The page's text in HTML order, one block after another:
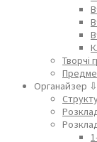
Творчі
Органайзер ⇩